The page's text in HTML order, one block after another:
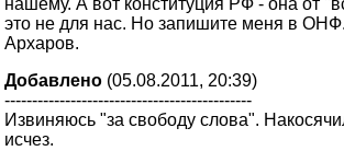
нашему. А вот конституция РФ - она от
это не для нас. Но запишите меня в ОНФ.
Архаров.
Добавлено (05.08.2011, 20:39)
---------------------------------------------
Извиняюсь "за свободу слова".
исчез.